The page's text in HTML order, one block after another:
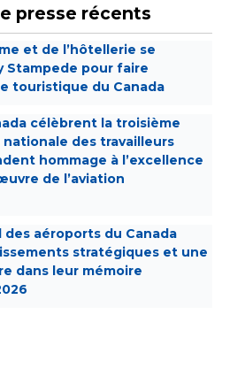
presse récents
et de l’hôtellerie se
Stampede pour faire
touristique du Canada
célèbrent la troisième
des travailleurs
hommage à l’excellence
de l’aviation
des aéroports du Canada
stratégiques et une
dans leur mémoire